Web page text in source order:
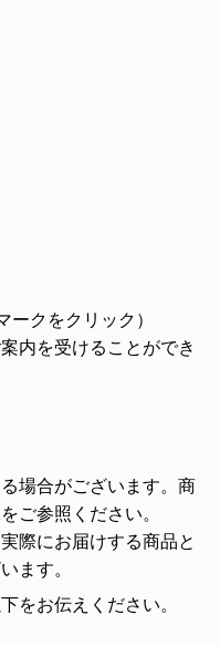
クをクリック）
内を受けることができ
場合がございます。商
ご参照ください。
際にお届けする商品と
ます。
をお伝えください。